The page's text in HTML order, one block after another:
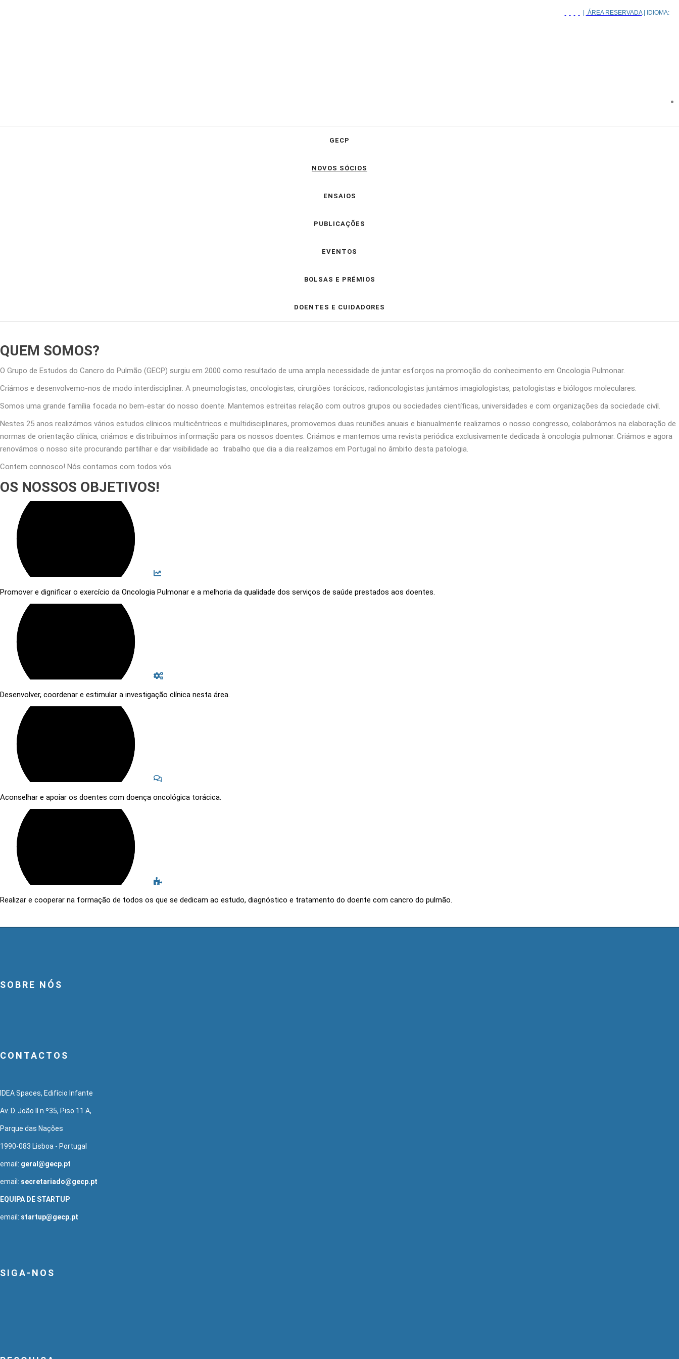
ÁREA RESERVADA| IDIOMA:
GECP
NOVOS SÓCIOS
ENSAIOS
PUBLICAÇÕES
EVENTOS
BOLSAS E PRÉMIOS
DOENTES E CUIDADORES
QUEM SOMOS?
O Grupo de Estudos do Cancro do Pulmão (GECP) surgiu em 2000 como resultado de uma ampla necessidade de juntar esforços na promoção do conhecimento em Oncologia Pulmonar.
Criámos e desenvolvemo-nos de modo interdisciplinar. A pneumologistas, oncologistas, cirurgiões torácicos, radioncologistas juntámos imagiologistas, patologistas e biólogos moleculares.
Somos uma grande família focada no bem-estar do nosso doente. Mantemos estreitas relação com outros grupos ou sociedades científicas, universidades e com organizações da sociedade civil.
Nestes 25 anos realizámos vários estudos clínicos multicêntricos e multidisciplinares, promovemos duas reuniões anuais e bianualmente realizamos o nosso congresso, colaborámos na elaboração de
normas de orientação clínica, criámos e distribuímos informação para os nossos doentes. Criámos e mantemos uma revista periódica exclusivamente dedicada à oncologia pulmonar. Criámos e agora
renovámos o nosso site procurando partilhar e dar visibilidade ao trabalho que dia a dia realizamos em Portugal no âmbito desta patologia.
Contem connosco! Nós contamos com todos vós.
OS NOSSOS OBJETIVOS!
Promover e dignificar o exercício da Oncologia Pulmonar e a melhoria da qualidade dos serviços de saúde prestados aos doentes.
Desenvolver, coordenar e estimular a investigação clínica nesta área.
Aconselhar e apoiar os doentes com doença oncológica torácica.
Realizar e cooperar na formação de todos os que se dedicam ao estudo, diagnóstico e tratamento do doente com cancro do pulmão.
SOBRE NÓS
CONTACTOS
IDEA Spaces, Edifício Infante
Av. D. João II n.º35, Piso 11 A,
Parque das Nações
1990-083 Lisboa - Portugal
email: geral@gecp.pt
email: secretariado@gecp.pt
EQUIPA DE STARTUP
email: startup@gecp.pt
SIGA-NOS